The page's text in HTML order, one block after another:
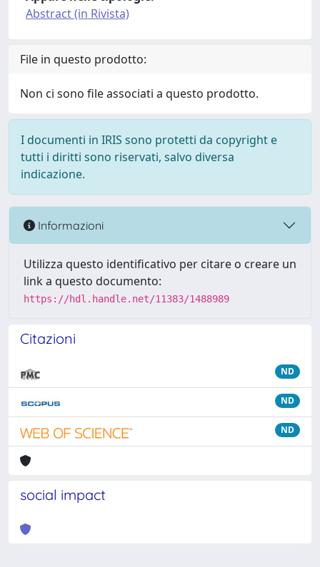
Abstract (in Rivista)
File in questo prodotto:
Non ci sono file associati a questo prodotto.
I documenti in IRIS sono protetti da copyright e
tutti i diritti sono riservati, salvo diversa
indicazione.
Informazioni
Utilizza questo identificativo per citare o creare un
link a questo documento:
https://hdl.handle.net/11383/1488989
Citazioni
ND
ND
ND
social impact